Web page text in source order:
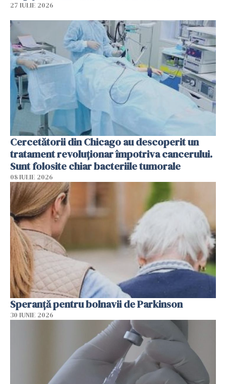
27 IULIE 2026
Cercetătorii din Chicago au descoperit un
tratament revoluționar împotriva cancerului.
Sunt folosite chiar bacteriile tumorale
08 IULIE 2026
Speranță pentru bolnavii de Parkinson
30 IUNIE 2026